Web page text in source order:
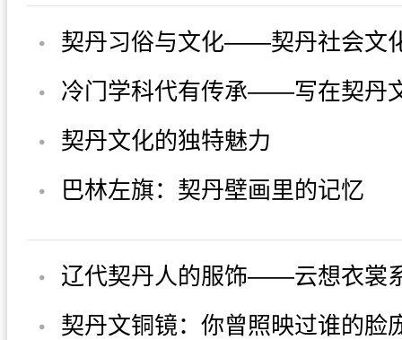
契丹文化的独特魅力
巴林左旗：契丹壁画里的记忆
辽代契丹人的服饰——云想衣裳
契丹文铜镜：你曾照映过谁的脸